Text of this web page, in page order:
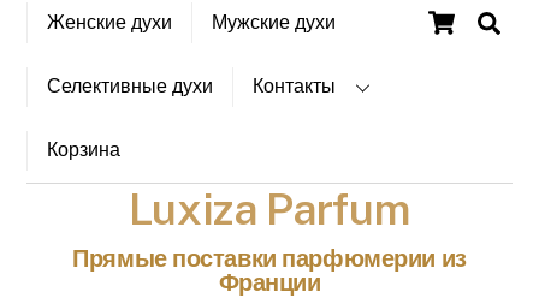
Женские духи Мужские духи
Селективные духи Контакты
Корзина
Luxiza Parfum
Прямые поставки парфюмерии из
Франции